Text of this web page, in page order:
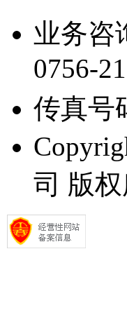
业务咨
0756-
传真号
司 版